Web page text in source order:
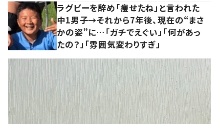
ラグビーを辞め「痩せたね」と言われた
中1男子→それから7年後、現在の“まさ
かの姿”に…「ガチでえぐい」「何があっ
たの？」「雰囲気変わりすぎ」